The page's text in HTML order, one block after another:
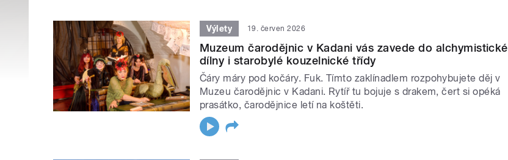
Výlety 19. červen 2026
Muzeum čarodějnic v Kadani vás zavede do alchymistické
dílny i starobylé kouzelnické třídy
Čáry máry pod kočáry. Fuk. Tímto zaklínadlem rozpohybujete děj v
Muzeu čarodějnic v Kadani. Rytíř tu bojuje s drakem, čert si opéká
prasátko, čarodějnice letí na koštěti.